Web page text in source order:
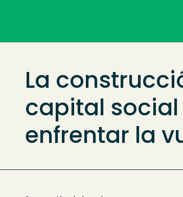
La
capital
enfrentar la